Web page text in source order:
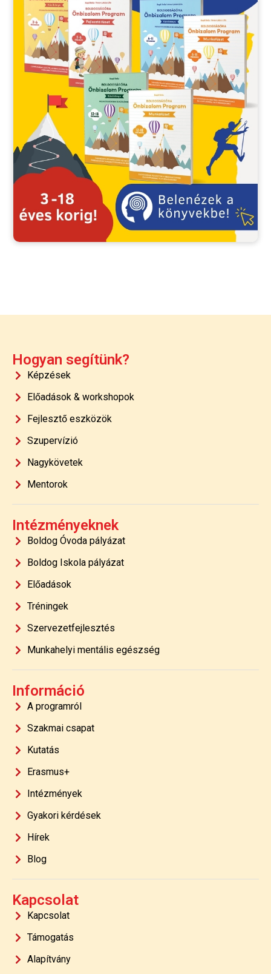
Hogyan segítünk?
Képzések
Előadások & workshopok
Fejlesztő eszközök
Szupervízió
Nagykövetek
Mentorok
Intézményeknek
Boldog Óvoda pályázat
Boldog Iskola pályázat
Előadások
Tréningek
Szervezetfejlesztés
Munkahelyi mentális egészség
Információ
A programról
Szakmai csapat
Kutatás
Erasmus+
Intézmények
Gyakori kérdések
Hírek
Blog
Kapcsolat
Kapcsolat
Támogatás
Alapítvány